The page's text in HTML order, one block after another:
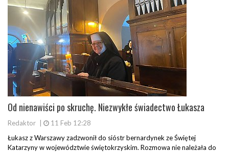
Od nienawiści po skruchę. Niezwykłe świadectwo Łukasza
Redaktor
11 Feb 12:28
Łukasz z Warszawy zadzwonił do sióstr bernardynek ze Świętej
Katarzyny w województwie świętokrzyskim. Rozmowa nie należała do